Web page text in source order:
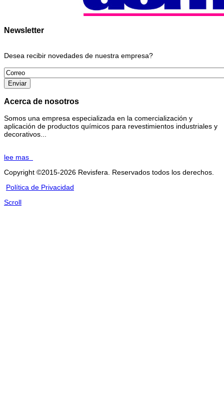
Newsletter
Desea recibir novedades de nuestra empresa?
Acerca de nosotros
Somos una empresa especializada en la comercialización y
aplicación de productos químicos para revestimientos industriales y
decorativos...
lee mas
Copyright ©2015-2026 Revisfera. Reservados todos los derechos.
Política de Privacidad
Scroll